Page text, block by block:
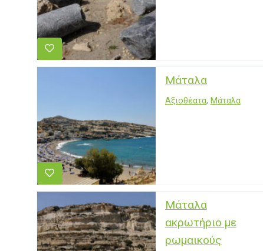
Μάταλα
Αξιοθέατα, Μάταλα
Μάταλα
ακρωτήριο με
ρωμαικούς